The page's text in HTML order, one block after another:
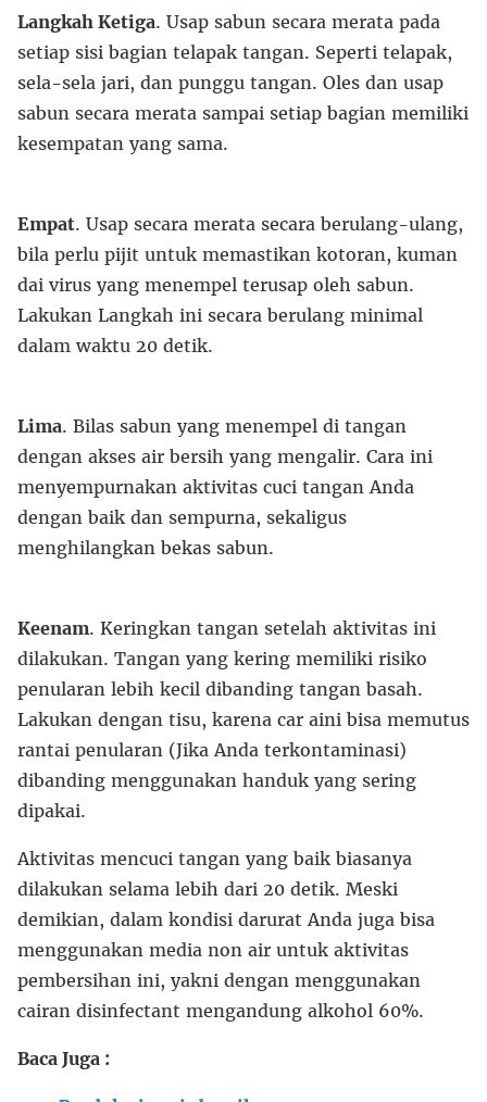
Langkah Ketiga. Usap sabun secara merata pada
setiap sisi bagian telapak tangan. Seperti telapak,
sela-sela jari, dan punggu tangan. Oles dan usap
sabun secara merata sampai setiap bagian memiliki
kesempatan yang sama.
Empat. Usap secara merata secara berulang-ulang,
bila perlu pijit untuk memastikan kotoran, kuman
dai virus yang menempel terusap oleh sabun.
Lakukan Langkah ini secara berulang minimal
dalam waktu 20 detik.
Lima. Bilas sabun yang menempel di tangan
dengan akses air bersih yang mengalir. Cara ini
menyempurnakan aktivitas cuci tangan Anda
dengan baik dan sempurna, sekaligus
menghilangkan bekas sabun.
Keenam. Keringkan tangan setelah aktivitas ini
dilakukan. Tangan yang kering memiliki risiko
penularan lebih kecil dibanding tangan basah.
Lakukan dengan tisu, karena car aini bisa memutus
rantai penularan (Jika Anda terkontaminasi)
dibanding menggunakan handuk yang sering
dipakai.
Aktivitas mencuci tangan yang baik biasanya
dilakukan selama lebih dari 20 detik. Meski
demikian, dalam kondisi darurat Anda juga bisa
menggunakan media non air untuk aktivitas
pembersihan ini, yakni dengan menggunakan
cairan disinfectant mengandung alkohol 60%.
Baca Juga :